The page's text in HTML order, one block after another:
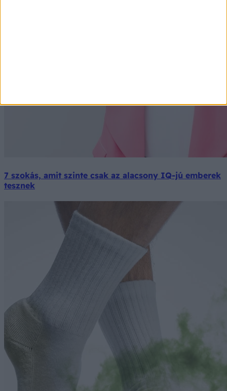
7 szokás, amit szinte csak az alacsony IQ-jú emberek
tesznek